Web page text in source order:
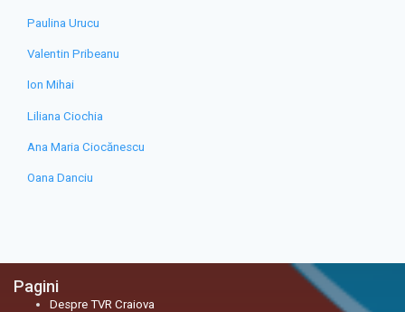
Paulina Urucu
Valentin Pribeanu
Ion Mihai
Liliana Ciochia
Ana Maria Ciocănescu
Oana Danciu
Pagini
Despre TVR Craiova